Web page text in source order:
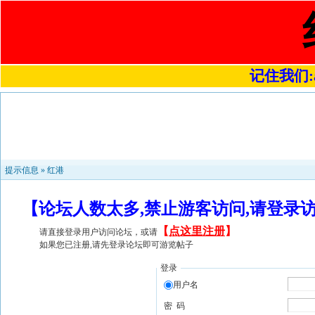
记住我们
提示信息 » 红港
【论坛人数太多,禁止游客访问,请登
请直接登录用户访问论坛，或请 【 点这里注册】
如果您已注册,请先登录论坛即可游览帖子
登录
用户名
密 码